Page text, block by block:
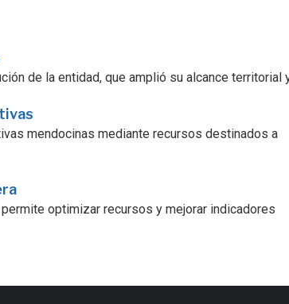
de la entidad, que amplió su alcance territorial
mendocinas mediante recursos destinados a
optimizar recursos y mejorar indicadores